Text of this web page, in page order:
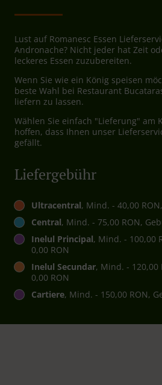
Lust auf Romanesc Essen
Andronache? Nicht jeder hat Zeit
leckeres Essen zuzubereiten.
Wenn Sie wie ein König speisen
beste Wahl bei Restaurant
liefern zu lassen.
Wählen Sie einfach "Lieferung" am
hoffen, dass Ihnen unser
gefällt.
Liefergebühr
Ultracentral, Mind. - 40,00
Central, Mind. - 75,00 RON,
Inelul Principal, Mind. - 100,00
0,00 RON
Inelul Secundar, Mind. - 120,00
0,00 RON
Cartiere, Mind. - 150,00 RON,